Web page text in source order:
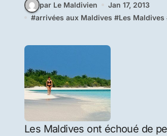
par Le Maldivien
Jan 17, 2013
#arrivées aux Maldives #Les Maldives
Les Maldives ont échoué de